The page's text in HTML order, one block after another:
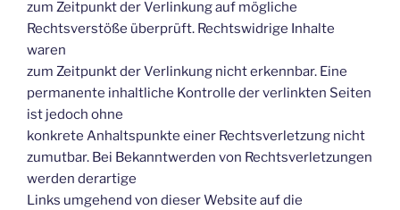
zum Zeitpunkt der Verlinkung auf mögliche
Rechtsverstöße überprüft. Rechtswidrige Inhalte
waren
zum Zeitpunkt der Verlinkung nicht erkennbar. Eine
permanente inhaltliche Kontrolle der verlinkten Seiten
ist jedoch ohne
konkrete Anhaltspunkte einer Rechtsverletzung nicht
zumutbar. Bei Bekanntwerden von Rechtsverletzungen
werden derartige
Links umgehend von dieser Website auf die